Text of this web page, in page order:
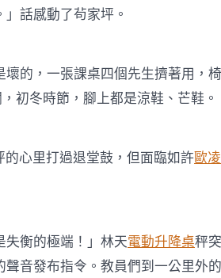
話感動了茍家坪。
的，一張課桌四個先生擠著用，
初冬時節，腳上都是涼鞋、芒鞋。
心里打過退堂鼓，但面臨如許歐
衡的極端！」林天電動升降桌秤
聲音發布指令。教員們到一公里外